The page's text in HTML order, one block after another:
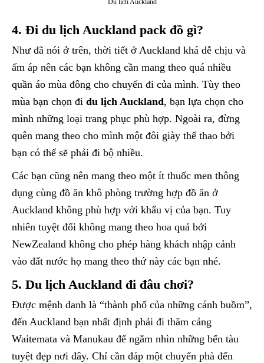
4. Đi du lịch Auckland pack đồ gì?
Như đã nói ở trên, thời tiết ở Auckland khá dễ chịu và
ấm áp nên các bạn không cần mang theo quá nhiều
quần áo mùa đông cho chuyến đi của mình. Tùy theo
mùa bạn chọn đi du lịch Auckland, bạn lựa chọn cho
mình những loại trang phục phù hợp. Ngoài ra, đừng
quên mang theo cho mình một đôi giày thể thao bởi
bạn có thể sẽ phải đi bộ nhiều.
Các bạn cũng nên mang theo một ít thuốc men thông
dụng cùng đồ ăn khô phòng trường hợp đồ ăn ở
Auckland không phù hợp với khẩu vị của bạn. Tuy
nhiên tuyệt đối không mang theo hoa quả bởi
NewZealand không cho phép hàng khách nhập cảnh
vào đất nước họ mang theo thứ này các bạn nhé.
5. Du lịch Auckland đi đâu chơi?
Được mệnh danh là “thành phố của những cánh buồm”,
đến Auckland bạn nhất định phải đi thăm cảng
Waitemata và Manukau để ngắm nhìn những bến tàu
tuyệt đẹp nơi đây. Chỉ cần đáp một chuyến phà đến